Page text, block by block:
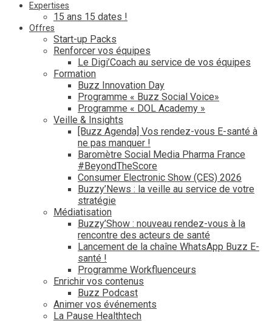
Expertises
15 ans 15 dates !
Offres
Start-up Packs
Renforcer vos équipes
Le Digi’Coach au service de vos équipes
Formation
Buzz Innovation Day
Programme « Buzz Social Voice»
Programme « DOL Academy »
Veille & Insights
[Buzz Agenda] Vos rendez-vous E-santé à
ne pas manquer !
Baromètre Social Media Pharma France
#BeyondTheScore
Consumer Electronic Show (CES) 2026
Buzzy’News : la veille au service de votre
stratégie
Médiatisation
Buzzy’Show : nouveau rendez-vous à la
rencontre des acteurs de santé
Lancement de la chaîne WhatsApp Buzz E-
santé !
Programme Workfluenceurs
Enrichir vos contenus
Buzz Podcast
Animer vos événements
La Pause Healthtech